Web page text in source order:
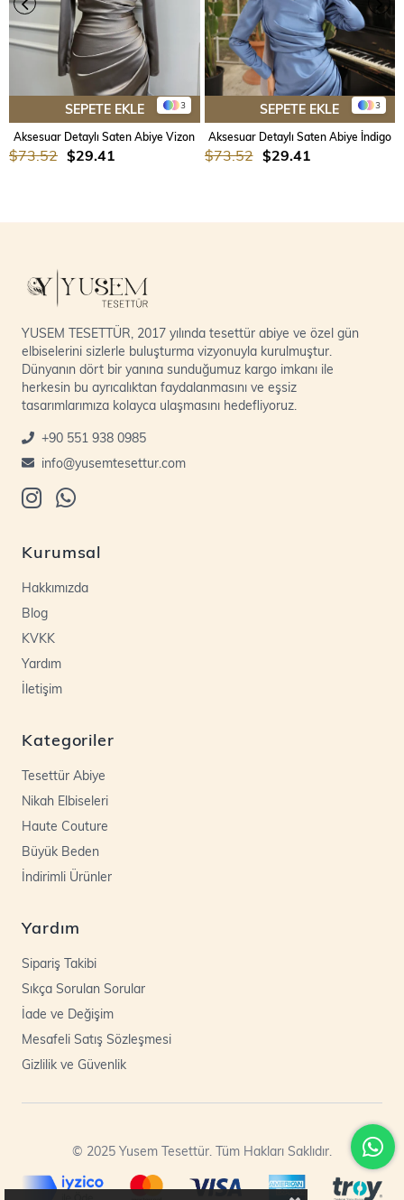
3
SEPETE EKLE
Aksesuar Detaylı Saten Abiye Vizon
$29.41
$73.52
3
SEPETE EKLE
Aksesuar Detaylı Saten Abiye İndigo
$29.41
$73.52
YUSEM TESETTÜR, 2017 yılında tesettür abiye ve özel gün
elbiselerini sizlerle buluşturma vizyonuyla kurulmuştur.
Dünyanın dört bir yanına sunduğumuz kargo imkanı ile
herkesin bu ayrıcalıktan faydalanmasını ve eşsiz
tasarımlarımıza kolayca ulaşmasını hedefliyoruz.
+90 551 938 0985
info@yusemtesettur.com
Kurumsal
Hakkımızda
Blog
KVKK
Yardım
İletişim
Kategoriler
Tesettür Abiye
Nikah Elbiseleri
Haute Couture
Büyük Beden
İndirimli Ürünler
Yardım
Sipariş Takibi
Sıkça Sorulan Sorular
İade ve Değişim
Mesafeli Satış Sözleşmesi
Gizlilik ve Güvenlik
© 2025 Yusem Tesettür. Tüm Hakları Saklıdır.